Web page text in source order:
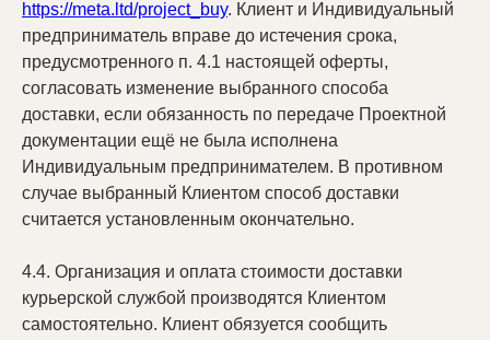
https://meta.ltd/project_buy. Клиент и Индивидуальный
предприниматель вправе до истечения срока,
предусмотренного п. 4.1 настоящей оферты,
согласовать изменение выбранного способа
доставки, если обязанность по передаче Проектной
документации ещё не была исполнена
Индивидуальным предпринимателем. В противном
случае выбранный Клиентом способ доставки
считается установленным окончательно.
4.4. Организация и оплата стоимости доставки
курьерской службой производятся Клиентом
самостоятельно. Клиент обязуется сообщить